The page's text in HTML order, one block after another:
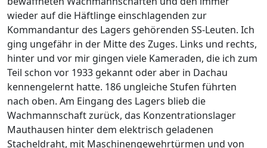
wieder auf die Häftlinge einschlagenden zur
Kommandantur des Lagers gehörenden SS-Leuten. Ich
ging ungefähr in der Mitte des Zuges. Links und rechts,
hinter und vor mir gingen viele Kameraden, die ich zum
Teil schon vor 1933 gekannt oder aber in Dachau
kennengelernt hatte. 186 ungleiche Stufen führten
nach oben. Am Eingang des Lagers blieb die
Wachmannschaft zurück, das Konzentrationslager
Mauthausen hinter dem elektrisch geladenen
Stacheldraht, mit Maschinengewehrtürmen und von